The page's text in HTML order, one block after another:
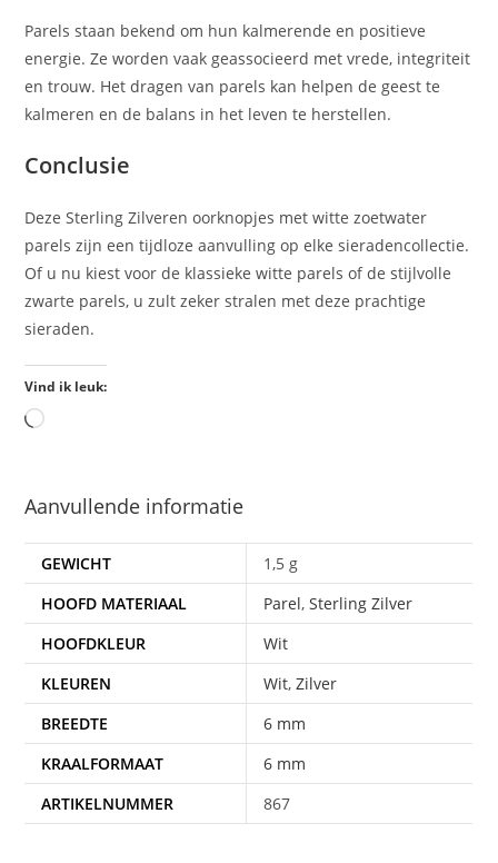
Parels staan bekend om hun kalmerende en positieve
energie. Ze worden vaak geassocieerd met vrede, integriteit
en trouw. Het dragen van parels kan helpen de geest te
kalmeren en de balans in het leven te herstellen.
Conclusie
Deze Sterling Zilveren oorknopjes met witte zoetwater
parels zijn een tijdloze aanvulling op elke sieradencollectie.
Of u nu kiest voor de klassieke witte parels of de stijlvolle
zwarte parels, u zult zeker stralen met deze prachtige
sieraden.
Vind ik leuk:
Aanvullende informatie
GEWICHT
1,5 g
HOOFD MATERIAAL
Parel,Sterling Zilver
HOOFDKLEUR
Wit
KLEUREN
Wit,Zilver
BREEDTE
6 mm
KRAALFORMAAT
6 mm
ARTIKELNUMMER
867